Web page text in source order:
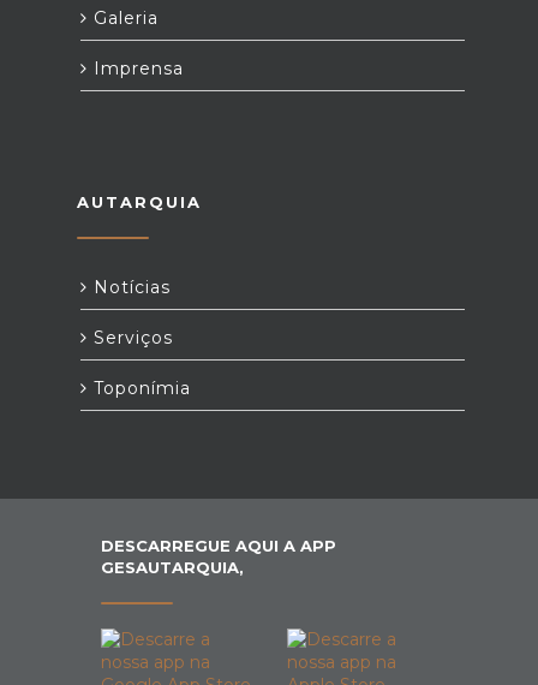
Galeria
Imprensa
AUTARQUIA
Notícias
Serviços
Toponímia
DESCARREGUE AQUI A APP
GESAUTARQUIA,